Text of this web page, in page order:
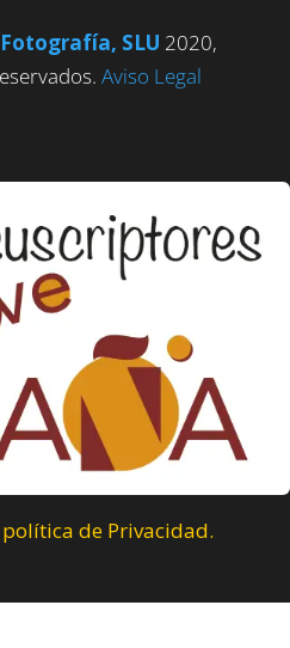
SLU 2020,
Aviso Legal
política de Privacidad.